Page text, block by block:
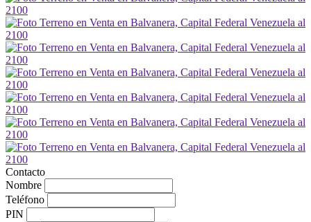
Contacto
Nombre
Teléfono
PIN